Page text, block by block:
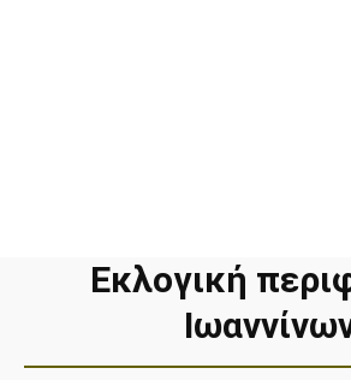
Εκλογική